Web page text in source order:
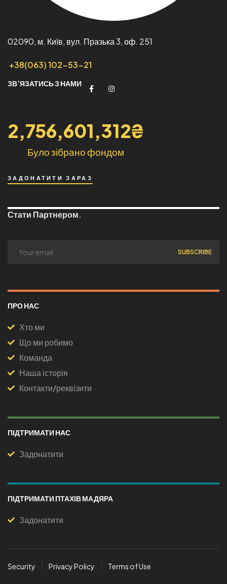
02090, м. Київ, вул. Празька 3, оф. 251
+38(063) 102-53-21
ЗВ’ЯЗАТИСЬ З НАМИ
2,756,601,312₴
Було зібрано фондом
ЗАДОНАТИТИ ЗАРАЗ
ПРО НАС
Хто ми
Що ми робимо
Команда
Наша історія
Контакти/реквізити
ПІДТРИМАТИ НАС
Задонатити
ПІДТРИМАТИ ПТАХІВ МАДЯРА
Задонатити
Стати Партнером.
Security Privacy Policy Terms of Use